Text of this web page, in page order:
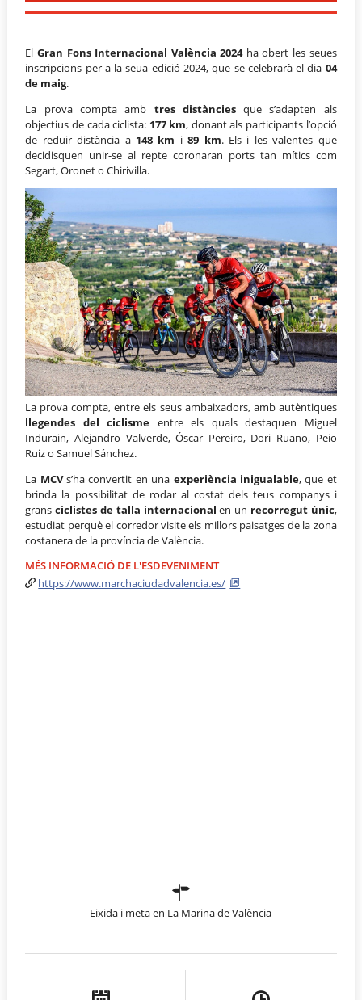
El Gran Fons Internacional València 2024ha obert les seues
inscripcions per a la seua edició 2024, que se celebrarà el dia 04
de maig.
La prova compta amb tres distànciesque s’adapten als
objectius de cada ciclista: 177 km, donant als participants l’opció
de reduir distància a 148 km i89 km. Els i les valentes que
decidisquen unir-se al repte coronaran ports tan mítics com
Segart, Oronet o Chirivilla.
La prova compta, entre els seus ambaixadors, amb autèntiques
llegendes del ciclisme entre els quals destaquen Miguel
Indurain, Alejandro Valverde, Óscar Pereiro, Dori Ruano, Peio
Ruiz o Samuel Sánchez.
La MCVs’ha convertit en una experiència inigualable, que et
brinda la possibilitat de rodar al costat dels teus companys i
gransciclistes de talla internacional en un recorregut únic,
estudiat perquè el corredor visite els millors paisatges de la zona
costanera de la província de València.
MÉS INFORMACIÓ DE L'ESDEVENIMENT
https://www.marchaciudadvalencia.es/
Eixida i meta en La Marina de València